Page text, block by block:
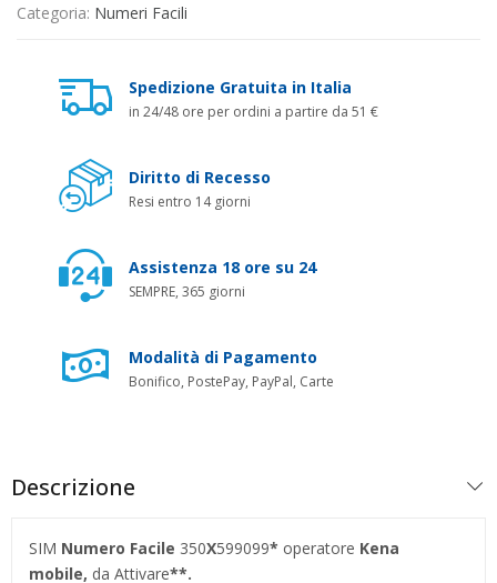
Categoria: Numeri Facili
Spedizione Gratuita in Italia
in 24/48 ore per ordini a partire da 51 €
Diritto di Recesso
Resi entro 14 giorni
Assistenza 18 ore su 24
SEMPRE, 365 giorni
Modalità di Pagamento
Bonifico, PostePay, PayPal, Carte
Descrizione
SIM Numero Facile 350X599099* operatore Kena
mobile, da Attivare**.